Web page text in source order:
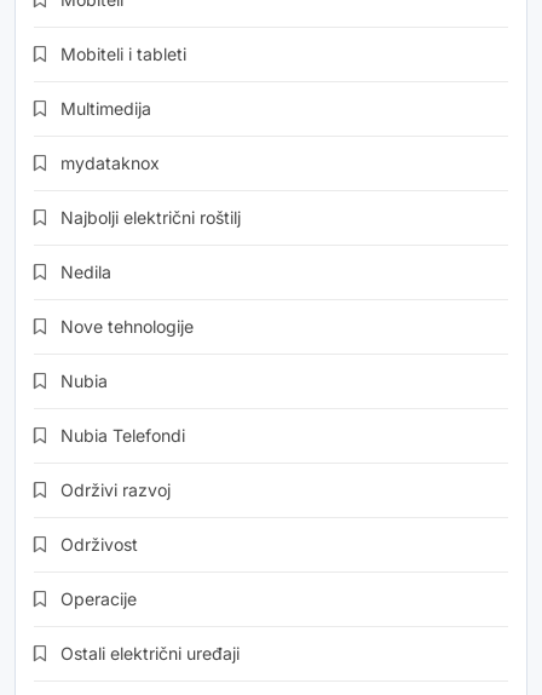
Mobiteli i tableti
Multimedija
mydataknox
Najbolji električni roštilj
Nedila
Nove tehnologije
Nubia
Nubia Telefondi
Održivi razvoj
Održivost
Operacije
Ostali električni uređaji